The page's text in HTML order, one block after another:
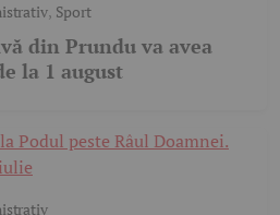
, Sport
din Prundu va avea
la 1 august